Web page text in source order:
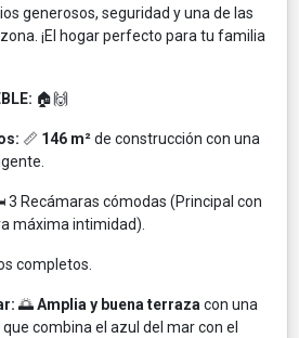
generosos, seguridad y una de las
¡El hogar perfecto para tu familia
🏠🙌
📏 146 m²de construcción con una
3 Recámaras cómodas (Principal con
máxima intimidad).
completos.
🌅Amplia y buena terraza con una
combina el azul del mar con el